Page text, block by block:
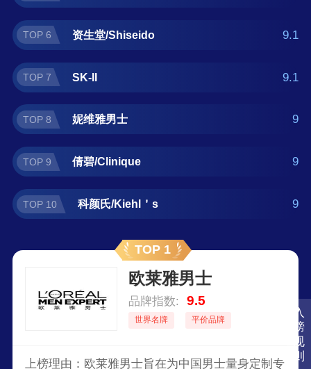
入
榜
规
则
TOP 6 资生堂/Shiseido 9.1
TOP 7 SK-II 9.1
TOP 8 妮维雅男士 9
TOP 9 倩碧/Clinique 9
TOP 10 科颜氏/Kiehl＇s 9
TOP 1
欧莱雅男士
品牌指数: 9.5
世界名牌 平价品牌
上榜理由：欧莱雅男士旨在为中国男士量身定制专